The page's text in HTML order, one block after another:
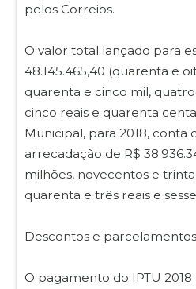
pelos Correios.
O valor total lançado para
48.145.465,40 (quarenta e
quarenta e cinco mil,
cinco reais e quarenta
Municipal, para 2018, conta
arrecadação de R$
milhões, novecentos e
quarenta e três reais e
Descontos e parcelamentos
O pagamento do IPTU